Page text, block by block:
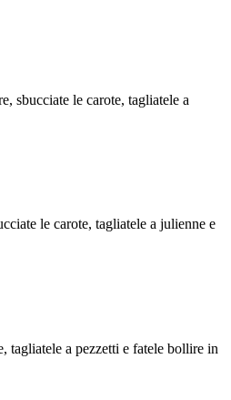
sbucciate le carote, tagliatele a
le carote, tagliatele a julienne e
tagliatele a pezzetti e fatele bollire in